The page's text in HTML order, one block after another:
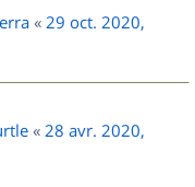
« 29 oct. 2020,
« 28 avr. 2020,